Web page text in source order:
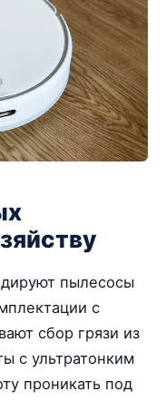
пылесосы
с
сбор грязи из
с ультратонким
проникать под